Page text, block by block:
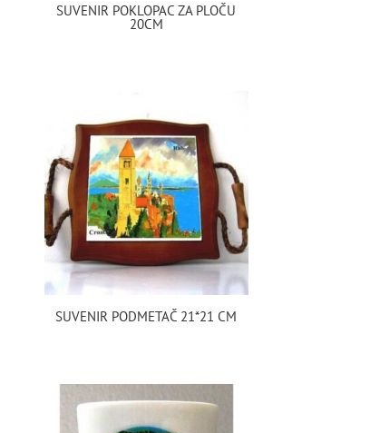
SUVENIR POKLOPAC ZA PLOČU
20CM
SUVENIR PODMETAČ 21*21 CM